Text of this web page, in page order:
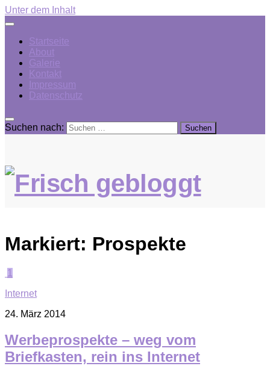
Unter dem Inhalt
Startseite
About
Galerie
Kontakt
Impressum
Datenschutz
Suchen nach:
Markiert: Prospekte
1
Internet
24. März 2014
Werbeprospekte – weg vom
Briefkasten, rein ins Internet